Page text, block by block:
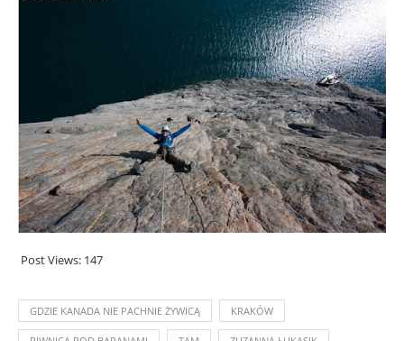
Post Views: 147
GDZIE KANADA NIE PACHNIE ŻYWICĄ KRAKÓW